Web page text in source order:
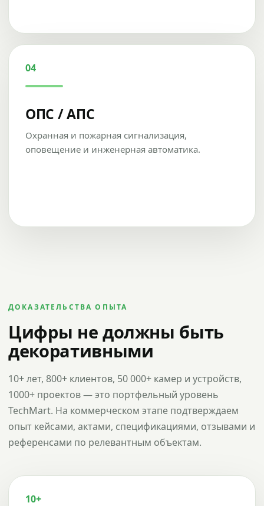
04
ОПС / АПС
Охранная и пожарная сигнализация,
оповещение и инженерная автоматика.
ДОКАЗАТЕЛЬСТВА ОПЫТА
Цифры не должны быть
декоративными
10+ лет, 800+ клиентов, 50 000+ камер и устройств,
1000+ проектов — это портфельный уровень
TechMart. На коммерческом этапе подтверждаем
опыт кейсами, актами, спецификациями, отзывами и
референсами по релевантным объектам.
10+